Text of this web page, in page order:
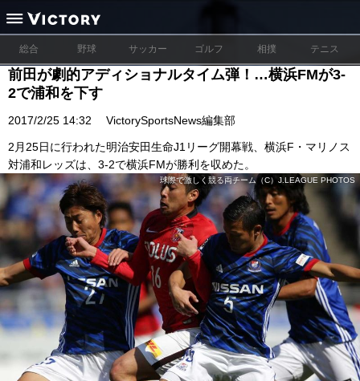
総合 野球 サッカー ゴルフ 相撲 テニス
前田が劇的アディショナルタイム弾！…横浜FMが3-
2で浦和を下す
2017/2/25 14:32 VictorySportsNews編集部
2月25日に行われた明治安田生命J1リーグ開幕戦、横浜F・マリノス
対浦和レッズは、3-2で横浜FMが勝利を収めた。
球際で激しく競る両チーム（C）J.LEAGUE PHOTOS